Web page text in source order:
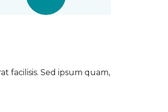
facilisis. Sed ipsum quam,